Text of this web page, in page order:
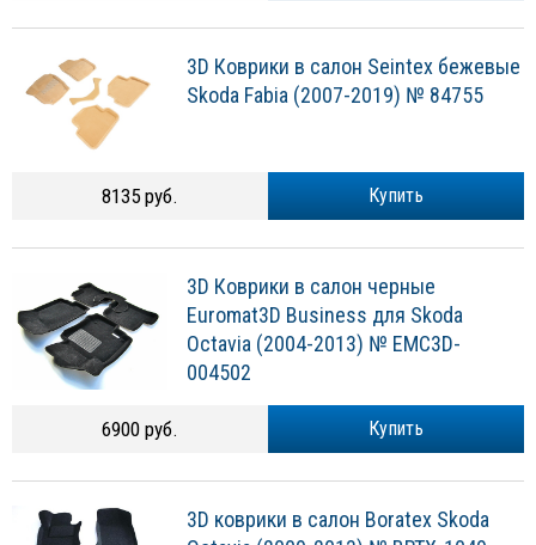
3D Коврики в салон Seintex бежевые
Skoda Fabia (2007-2019) № 84755
Купить
8135 руб.
3D Коврики в салон черные
Euromat3D Business для Skoda
Octavia (2004-2013) № EMC3D-
004502
Купить
6900 руб.
3D коврики в салон Boratex Skoda